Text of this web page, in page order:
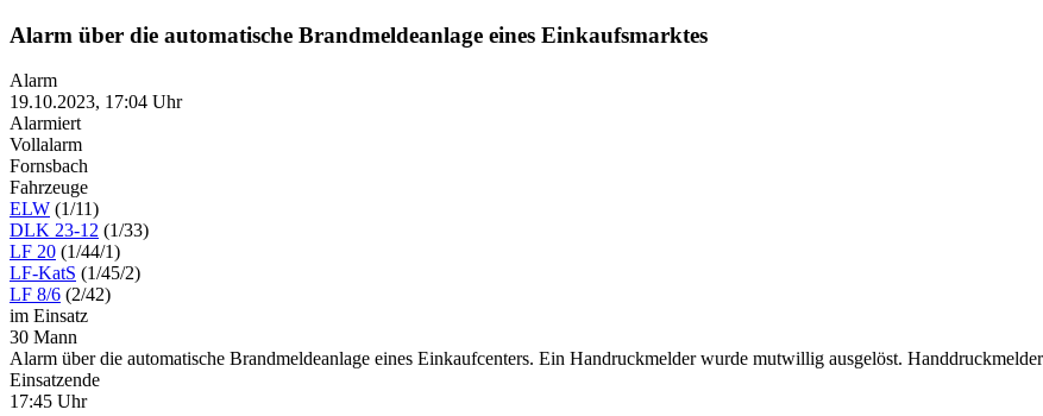
Alarm über die automatische Brandmeldeanlage eines Einkaufsmarktes
Alarm
19.10.2023, 17:04 Uhr
Alarmiert
Vollalarm
Fornsbach
Fahrzeuge
ELW (1/11)
DLK 23-12 (1/33)
LF 20 (1/44/1)
LF-KatS (1/45/2)
LF 8/6 (2/42)
im Einsatz
30 Mann
Alarm über die automatische Brandmeldeanlage eines Einkaufcenters. Ein Handruckmelder wurde mutwillig ausgelöst.
Einsatzende
17:45 Uhr